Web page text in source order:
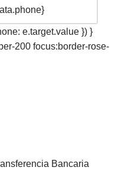
e.target.value }) }
200 focus:border-rose-
Bancaria